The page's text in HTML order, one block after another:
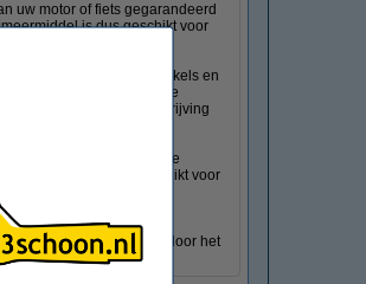
uw motor of fiets gegarandeerd
is dus geschikt voor
diep door in de schakels en
tegen. Zo verlengt u de
eigenschappen wordt wrijving
lamp kunt gebruiken om te
De kettingspray is geschikt voor
in één keer aan door het